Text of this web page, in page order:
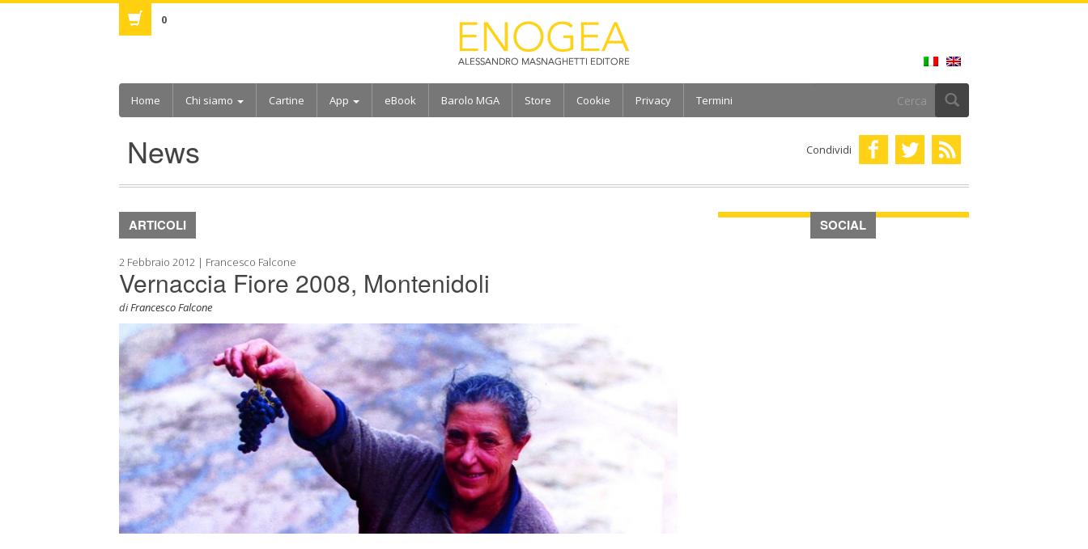
0
Home Chi siamo Cartine App eBook Barolo MGA Store Cookie Privacy Termini
Condividi
News
ARTICOLI
2 Febbraio 2012 | Francesco Falcone
Vernaccia Fiore 2008, Montenidoli
diFrancesco Falcone
SOCIAL